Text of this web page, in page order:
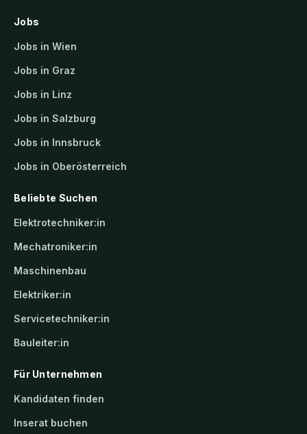
Jobs
Jobs in Wien
Jobs in Graz
Jobs in Linz
Jobs in Salzburg
Jobs in Innsbruck
Jobs in Oberösterreich
Beliebte Suchen
Elektrotechniker:in
Mechatroniker:in
Maschinenbau
Elektriker:in
Servicetechniker:in
Bauleiter:in
Für Unternehmen
Kandidaten finden
Inserat buchen